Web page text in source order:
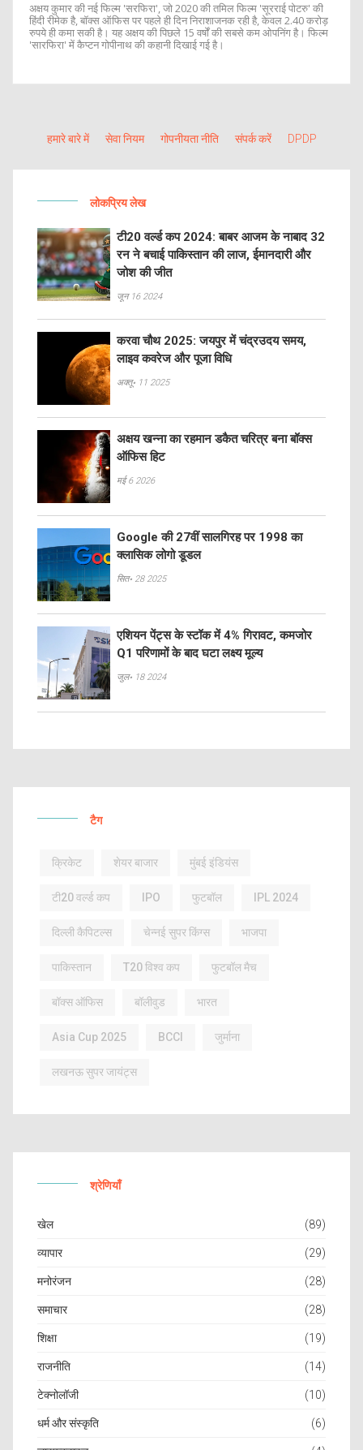
अक्षय कुमार की नई फिल्म 'सरफिरा', जो 2020 की तमिल फिल्म 'सूरराई पोटरु' की
हिंदी रीमेक है, बॉक्स ऑफिस पर पहले ही दिन निराशाजनक रही है, केवल 2.40 करोड़
रुपये ही कमा सकी है। यह अक्षय की पिछले 15 वर्षों की सबसे कम ओपनिंग है। फिल्म
'सारफिरा' में कैप्टन गोपीनाथ की कहानी दिखाई गई है।
हमारे बारे में सेवा नियम गोपनीयता नीति संपर्क करें DPDP
लोकप्रिय लेख
टी20 वर्ल्ड कप 2024: बाबर आजम के नाबाद 32
रन ने बचाई पाकिस्तान की लाज, ईमानदारी और
जोश की जीत
जून 16 2024
करवा चौथ 2025: जयपुर में चंद्रउदय समय,
लाइव कवरेज और पूजा विधि
अक्तू॰ 11 2025
अक्षय खन्ना का रहमान डकैत चरित्र बना बॉक्स
ऑफिस हिट
मई 6 2026
Google की 27वीं सालगिरह पर 1998 का
क्लासिक लोगो डूडल
सित॰ 28 2025
एशियन पेंट्स के स्टॉक में 4% गिरावट, कमजोर
Q1 परिणामों के बाद घटा लक्ष्य मूल्य
जुल॰ 18 2024
टैग
क्रिकेट शेयर बाजार मुंबई इंडियंस
टी20 वर्ल्ड कप IPO फुटबॉल IPL 2024
दिल्ली कैपिटल्स चेन्नई सुपर किंग्स भाजपा
पाकिस्तान T20 विश्व कप फुटबॉल मैच
बॉक्स ऑफिस बॉलीवुड भारत
Asia Cup 2025 BCCI जुर्माना
लखनऊ सुपर जायंट्स
श्रेणियाँ
खेल (89)
व्यापार (29)
मनोरंजन (28)
समाचार (28)
शिक्षा (19)
राजनीति (14)
टेक्नोलॉजी (10)
धर्म और संस्कृति (6)